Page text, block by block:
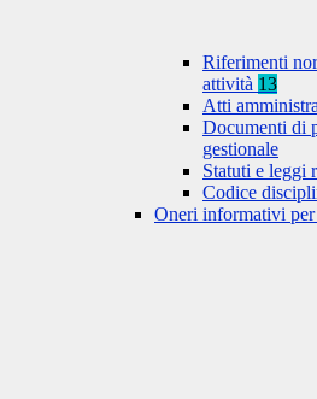
Riferimenti
attività 13
Atti
Documenti di
gestionale
Statuti e leggi
Codice
Oneri informativi